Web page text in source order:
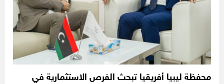
محفظة ليبيا أفريقيا تبحث الفرص الاستثمارية في